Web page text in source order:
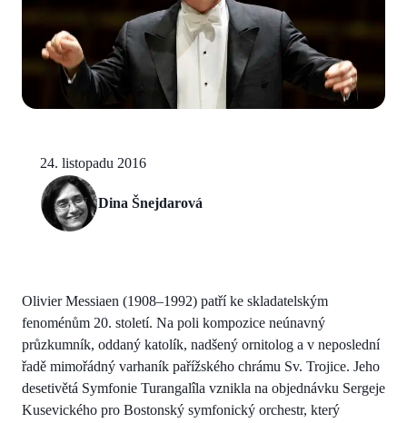
24. listopadu 2016
Dina Šnejdarová
Olivier Messiaen (1908–1992) patří ke skladatelským
fenoménům 20. století. Na poli kompozice neúnavný
průzkumník, oddaný katolík, nadšený ornitolog a v neposlední
řadě mimořádný varhaník pařížského chrámu Sv. Trojice. Jeho
desetivětá Symfonie Turangalîla vznikla na objednávku Sergeje
Kusevického pro Bostonský symfonický orchestr, který